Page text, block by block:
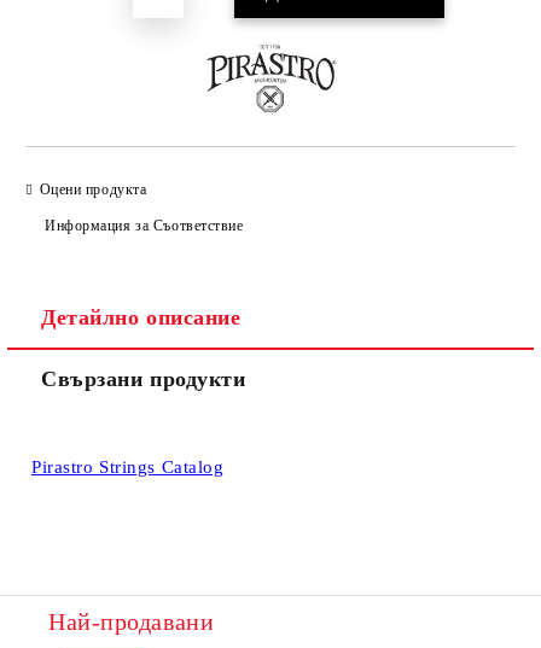
Оцени продукта
Информация за Съответствие
Детайлно описание
Свързани продукти
Pirastro Strings Catalog
Най-продавани